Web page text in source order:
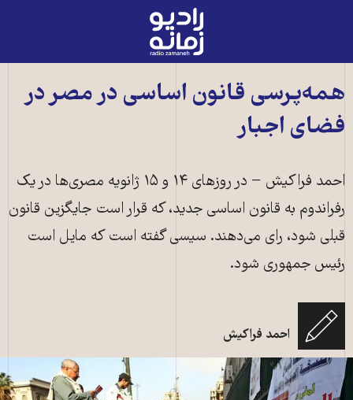
رادیو
زمانه
صفحه
همه‌پرسی قانون اساسی در مصر در
فضای اجبار
احمد فراکیش − در روزهای ۱۴ و ۱۵ ژانویه مصری‌ها در یک
رفراندوم به قانون اساسی‌ جدید، که قرار است جایگزین قانون
قبلی‌ شود، رای می‌دهند. سیسی گفته است که مایل است
رئیس جمهوری شود.
احمد فراکیش